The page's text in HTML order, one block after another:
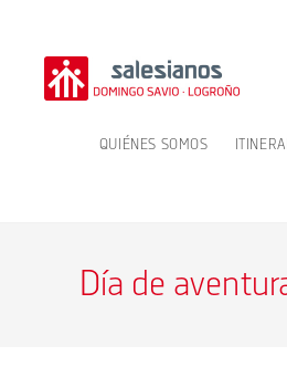
contenido
QUIÉNES SOMOS
Día de